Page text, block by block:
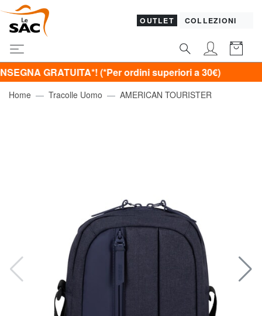
OUTLET COLLEZIONI
GRATUITA*! (*Per ordini superiori a 30€)
Home Tracolle Uomo AMERICAN TOURISTER